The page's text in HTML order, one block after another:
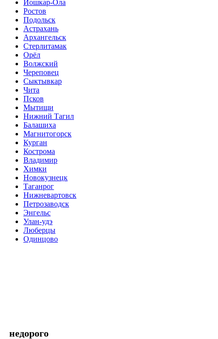
Йошкар-Ола
Ростов
Подольск
Астрахань
Архангельск
Стерлитамак
Орёл
Волжский
Череповец
Сыктывкар
Чита
Псков
Мытищи
Нижний Тагил
Балашиха
Магнитогорск
Курган
Кострома
Владимир
Химки
Новокузнецк
Таганрог
Нижневартовск
Петрозаводск
Энгельс
Улан-удэ
Люберцы
Одинцово
недорого